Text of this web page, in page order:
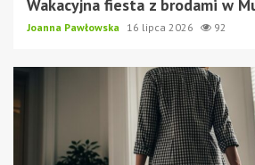
Wakacyjna fiesta z brodami w
Joanna Pawłowska 16 lipca 2026 92